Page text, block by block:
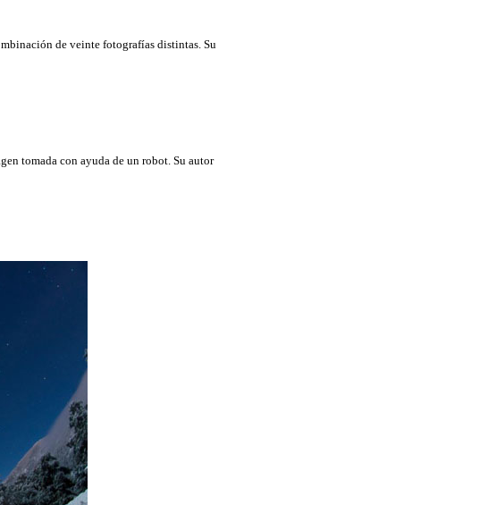
de veinte fotografías distintas. Su
tomada con ayuda de un robot. Su autor